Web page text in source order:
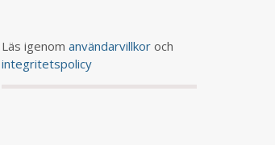
Läs igenom användarvillkoroch
integritetspolicy